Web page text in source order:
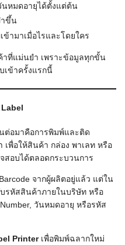
นหมดอายุได้ตั้งแต่ต้น
ำขึ้น
ามาเมื่อไรและโดยใคร
าที่แม่นยำ เพราะข้อมูลทุกขั้น
เข้าครั้งแรกนี้
ต่อมาคือการพิมพ์และติด
พื่อให้สินค้า กล่อง พาเลท หรือ
สอบได้ตลอดกระบวนการ
จากผู้ผลิตอยู่แล้ว แต่ใน
รหัสสินค้าภายในบริษัท หรือ
วันหมดอายุ หรือรหัส
Printerเพื่อพิมพ์ฉลากใหม่